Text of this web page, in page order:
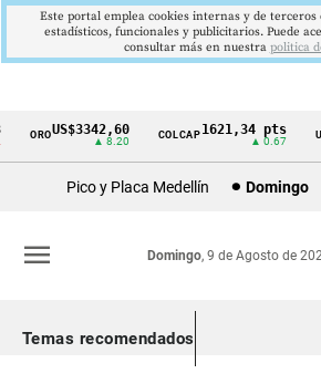
Cintillo
Colombia
OROUS$3342,60
▲ 8.20
COLCAP1621,34 pts
▲ 0.67
Pico y Placa Medellín Domingo
Domingo, 9 de Agosto de
menu
Temas recomendados
Este portal emplea cookies internas y de terceros
estadísticos, funcionales y publicitarios. Puede
consultar más en nuestra politica